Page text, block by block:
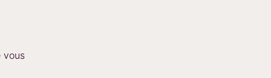
vous